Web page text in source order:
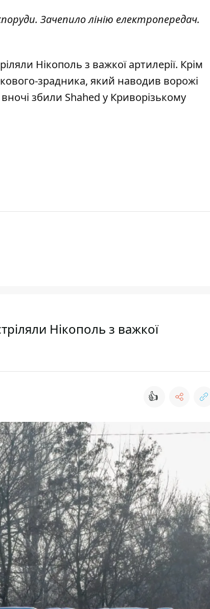
Зачепило лінію електропередач.
Нікополь з важкої артилерії. Крім
зрадника, який наводив ворожі
збили Shahed у Криворізькому
Нікополь з важкої
👍